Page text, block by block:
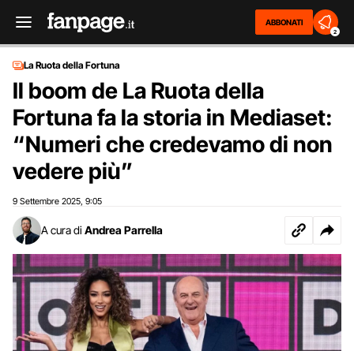
ABBONATI
2
La Ruota della Fortuna
Il boom de La Ruota della
Fortuna fa la storia in Mediaset:
“Numeri che credevamo di non
vedere più”
9 Settembre 2025 9:05
A cura di Andrea Parrella